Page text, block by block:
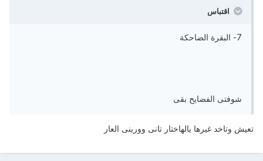
اقتباس
7- البقرة الضاحكة
شوفتى الفضايح بقى
تعيش وتاخد غيرها يالهاختار تانى وورينى العار